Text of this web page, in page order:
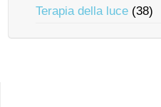
Terapia della luce (38)